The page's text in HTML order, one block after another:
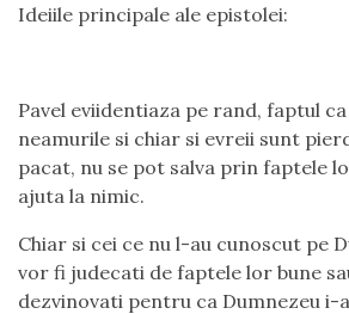
Ideiile principale ale epistolei:
Pavel eviidentiaza pe rand, faptul
neamurile si chiar si evreii sunt
pacat, nu se pot salva prin faptele
ajuta la nimic.
Chiar si cei ce nu l-au cunoscut pe
vor fi judecati de faptele lor bune
dezvinovati pentru ca Dumnezeu i-